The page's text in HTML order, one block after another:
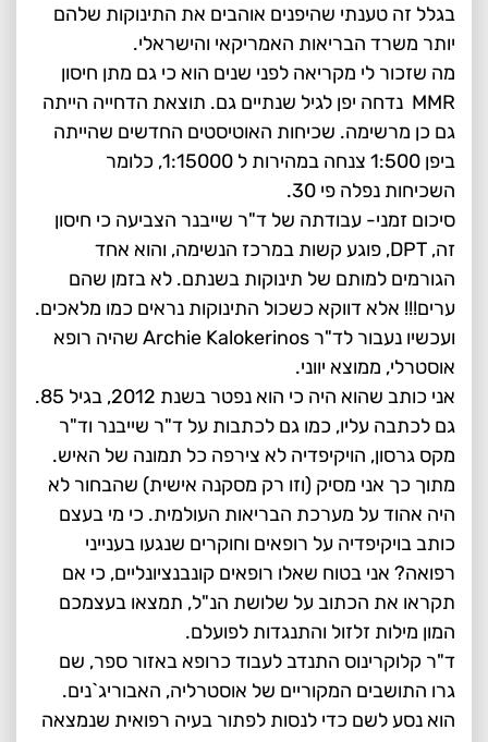
בגלל זה טענתי שהיפנים אוהבים את התינוקות שלהם
יותר משרד הבריאות האמריקאי והישראלי.
מה שזכור לי מקריאה לפני שנים הוא כי גם מתן חיסון
MMR נדחה יפן לגיל שנתיים גם. תוצאת הדחייה הייתה
גם כן מרשימה. שכיחות האוטיסטים החדשים שהייתה
ביפן 1:500 צנחה במהירות ל 1:15000, כלומר
השכיחות נפלה פי 30.
סיכום זמני- עבודתה של ד"ר שייבנר הצביעה כי חיסון
זה, DPT, פוגע קשות במרכז הנשימה, והוא אחד
הגורמים למותם של תינוקות בשנתם. לא בזמן שהם
ערים!!! אלא דווקא כשכול התינוקות נראים כמו מלאכים.
ועכשיו נעבור לד"ר Archie Kalokerinos שהיה רופא
אוסטרלי, ממוצא יווני.
אני כותב שהוא היה כי הוא נפטר בשנת 2012, בגיל 85.
גם לכתבה עליו, כמו גם לכתבות על ד"ר שייבנר וד"ר
מקס גרסון, הויקיפדיה לא צירפה כל תמונה של האיש.
מתוך כך אני מסיק (וזו רק מסקנה אישית) שהבחור לא
היה אהוד על מערכת הבריאות העולמית. כי מי בעצם
כותב בויקיפדיה על רופאים וחוקרים שנגעו בענייני
רפואה? אני בטוח שאלו רופאים קונבנציונליים, כי אם
תקראו את הכתוב על שלושת הנ"ל, תמצאו בעצמכם
המון מילות זלזול והתנגדות לפועלם.
ד"ר קלוקרינוס התנדב לעבוד כרופא באזור ספר, שם
גרו התושבים המקוריים של אוסטרליה, האבוריג`נים.
הוא נסע לשם כדי לנסות לפתור בעיה רפואית שנמצאה